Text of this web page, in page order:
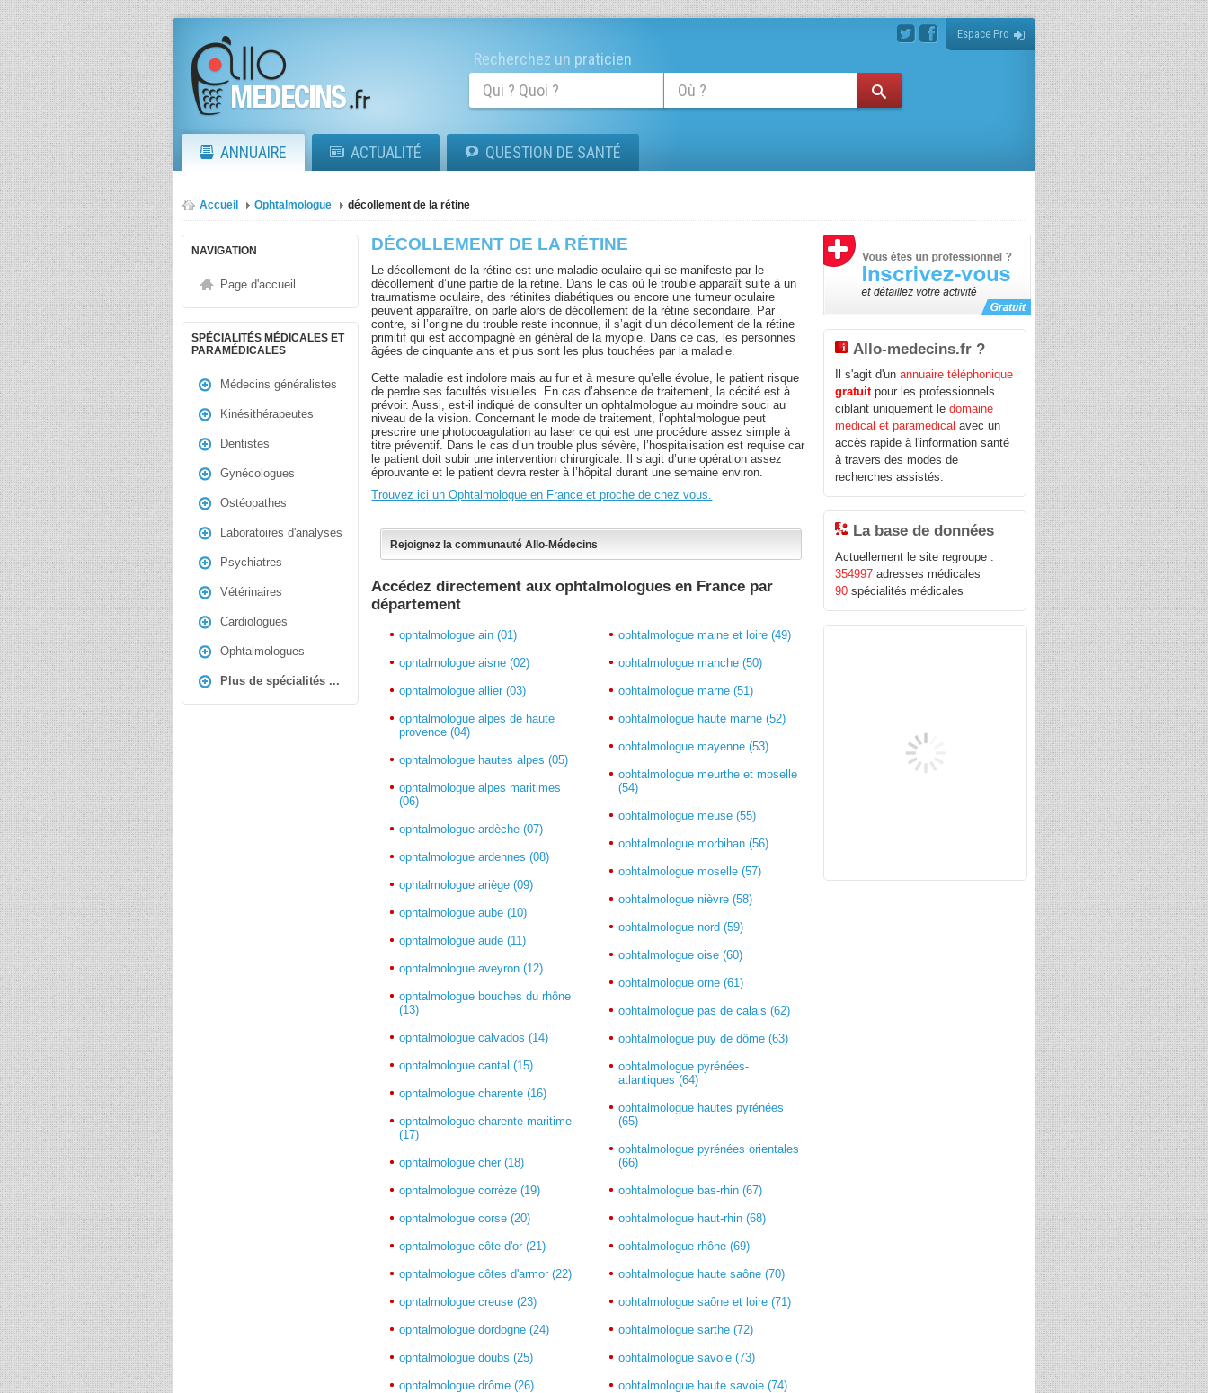
Espace Pro
Recherchez un praticien
ANNUAIRE ACTUALITÉ QUESTION DE SANTÉ
Accueil Ophtalmologue décollement de la rétine
NAVIGATION
Page d'accueil
SPÉCIALITÉS MÉDICALES ET
PARAMÉDICALES
Médecins généralistes
Kinésithérapeutes
Dentistes
Gynécologues
Ostéopathes
Laboratoires d'analyses
Psychiatres
Vétérinaires
Cardiologues
Ophtalmologues
Plus de spécialités ...
DÉCOLLEMENT DE LA RÉTINE
Le décollement de la rétine est une maladie oculaire qui se manifeste par le
décollement d’une partie de la rétine. Dans le cas où le trouble apparaît suite à un
traumatisme oculaire, des rétinites diabétiques ou encore une tumeur oculaire
peuvent apparaître, on parle alors de décollement de la rétine secondaire. Par
contre, si l’origine du trouble reste inconnue, il s’agit d’un décollement de la rétine
primitif qui est accompagné en général de la myopie. Dans ce cas, les personnes
âgées de cinquante ans et plus sont les plus touchées par la maladie.
Cette maladie est indolore mais au fur et à mesure qu’elle évolue, le patient risque
de perdre ses facultés visuelles. En cas d’absence de traitement, la cécité est à
prévoir. Aussi, est-il indiqué de consulter un ophtalmologue au moindre souci au
niveau de la vision. Concernant le mode de traitement, l’ophtalmologue peut
prescrire une photocoagulation au laser ce qui est une procédure assez simple à
titre préventif. Dans le cas d’un trouble plus sévère, l’hospitalisation est requise car
le patient doit subir une intervention chirurgicale. Il s’agit d’une opération assez
éprouvante et le patient devra rester à l’hôpital durant une semaine environ.
Trouvez ici un Ophtalmologue en France et proche de chez vous.
Rejoignez la communauté Allo-Médecins
Accédez directement aux ophtalmologues en France par
département
ophtalmologue ain (01)
ophtalmologue aisne (02)
ophtalmologue allier (03)
ophtalmologue alpes de haute
provence (04)
ophtalmologue hautes alpes (05)
ophtalmologue alpes maritimes
(06)
ophtalmologue ardèche (07)
ophtalmologue ardennes (08)
ophtalmologue ariège (09)
ophtalmologue aube (10)
ophtalmologue aude (11)
ophtalmologue aveyron (12)
ophtalmologue bouches du rhône
(13)
ophtalmologue calvados (14)
ophtalmologue cantal (15)
ophtalmologue charente (16)
ophtalmologue charente maritime
(17)
ophtalmologue cher (18)
ophtalmologue corrèze (19)
ophtalmologue corse (20)
ophtalmologue côte d'or (21)
ophtalmologue côtes d'armor (22)
ophtalmologue creuse (23)
ophtalmologue dordogne (24)
ophtalmologue doubs (25)
ophtalmologue drôme (26)
ophtalmologue maine et loire (49)
ophtalmologue manche (50)
ophtalmologue marne (51)
ophtalmologue haute marne (52)
ophtalmologue mayenne (53)
ophtalmologue meurthe et moselle
(54)
ophtalmologue meuse (55)
ophtalmologue morbihan (56)
ophtalmologue moselle (57)
ophtalmologue nièvre (58)
ophtalmologue nord (59)
ophtalmologue oise (60)
ophtalmologue orne (61)
ophtalmologue pas de calais (62)
ophtalmologue puy de dôme (63)
ophtalmologue pyrénées-
atlantiques (64)
ophtalmologue hautes pyrénées
(65)
ophtalmologue pyrénées orientales
(66)
ophtalmologue bas-rhin (67)
ophtalmologue haut-rhin (68)
ophtalmologue rhône (69)
ophtalmologue haute saône (70)
ophtalmologue saône et loire (71)
ophtalmologue sarthe (72)
ophtalmologue savoie (73)
ophtalmologue haute savoie (74)
Allo-medecins.fr ?
Il s'agit d'unannuaire téléphonique
gratuitpour les professionnels
ciblant uniquement ledomaine
médical et paramédical avec un
accès rapide à l'information santé
à travers des modes de
recherches assistés.
La base de données
Actuellement le site regroupe :
354997 adresses médicales
90 spécialités médicales